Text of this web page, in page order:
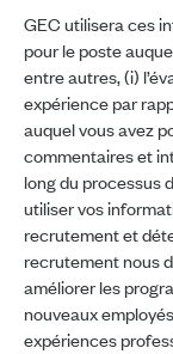
GEC utilisera ces
pour le poste
entre autres, (i)
expérience par
auquel vous avez
commentaires et
long du processus
utiliser vos
recrutement et
recrutement nous
améliorer les
nouveaux
expériences